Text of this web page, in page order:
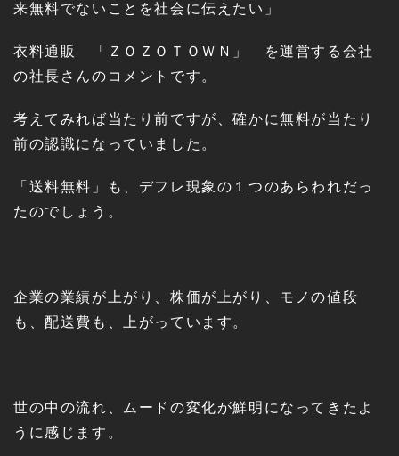
来無料でないことを社会に伝えたい」
衣料通販 「ＺＯＺＯＴＯＷＮ」 を運営する会社
の社長さんのコメントです。
考えてみれば当たり前ですが、確かに無料が当たり
前の認識になっていました。
「送料無料」も、デフレ現象の１つのあらわれだっ
たのでしょう。
企業の業績が上がり、株価が上がり、モノの値段
も、配送費も、上がっています。
世の中の流れ、ムードの変化が鮮明になってきたよ
うに感じます。